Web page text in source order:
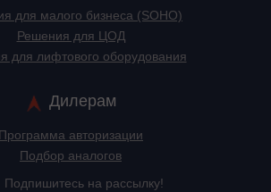
для малого бизнеса (SOHO)
Решения для ЦОД
для лифтового оборудования
Дилерам
Программа авторизации
Подбор аналогов
Подпишитесь на рассылку!